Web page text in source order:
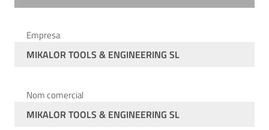
Empresa
MIKALOR TOOLS & ENGINEERING SL
Nom comercial
MIKALOR TOOLS & ENGINEERING SL